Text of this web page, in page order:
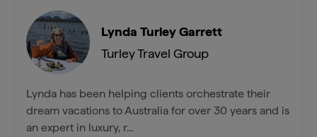
Lynda Turley Garrett
Turley Travel Group
Lynda has been helping clients orchestrate their
dream vacations to Australia for over 30 years and is
an expert in luxury, r...